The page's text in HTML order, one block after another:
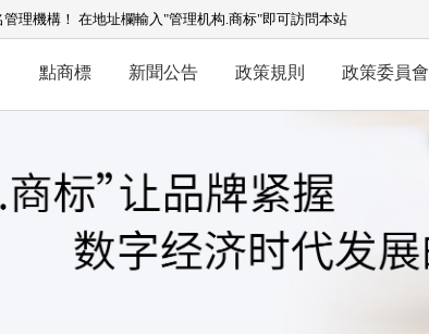
理機構！ 在地址欄輸入"管理机构.商标"即可訪問本站
點商標 新聞公告 政策規則 政策委員會